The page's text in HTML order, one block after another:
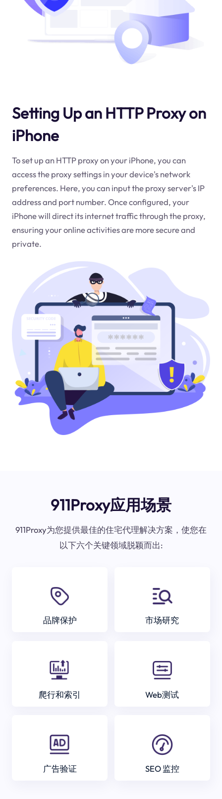
Setting Up an HTTP Proxy on
iPhone
To set up an HTTP proxy on your iPhone, you can
access the proxy settings in your device's network
preferences. Here, you can input the proxy server's IP
address and port number. Once configured, your
iPhone will direct its internet traffic through the proxy,
ensuring your online activities are more secure and
private.
911Proxy应用场景
911Proxy为您提供最佳的住宅代理解决方案，使您在
以下六个关键领域脱颖而出:
品牌保护 市场研究
爬行和索引 Web测试
广告验证 SEO 监控